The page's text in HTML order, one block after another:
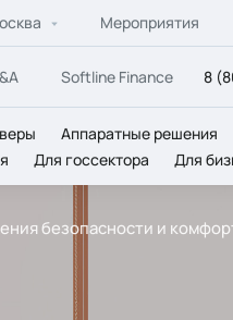
Мероприятия
Softline Finance 8
Аппаратные решения
Для госсектора Для
безопасности и